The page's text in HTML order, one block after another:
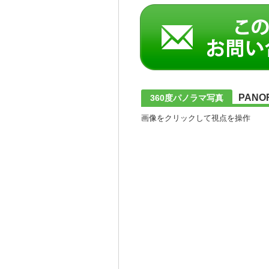
360度パノラマ写真
画像をクリックして視点を操作